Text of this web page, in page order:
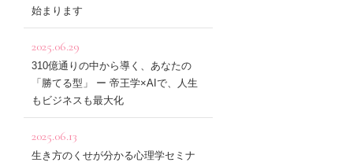
始まります
2025.06.29
310億通りの中から導く、あなたの
「勝てる型」 ー 帝王学×AIで、人生
もビジネスも最大化
2025.06.13
生き方のくせが分かる心理学セミナ